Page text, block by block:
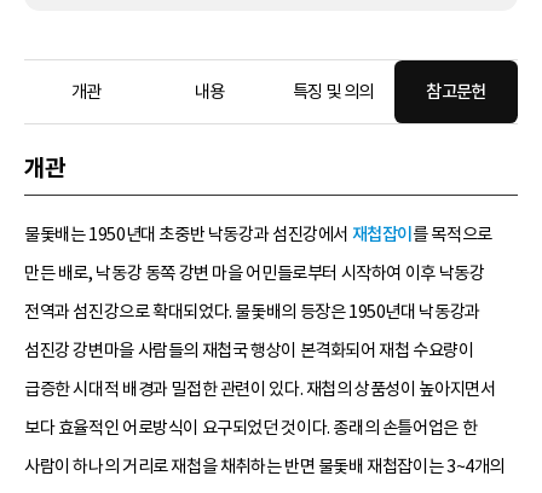
개관 내용 특징 및 의의 참고문헌
개관
물돛배는 1950년대 초중반 낙동강과 섬진강에서 재첩잡이 를 목적으로
만든 배로, 낙동강 동쪽 강변 마을 어민들로부터 시작하여 이후 낙동강
전역과 섬진강으로 확대되었다. 물돛배의 등장은 1950년대 낙동강과
섬진강 강변마을 사람들의 재첩국 행상이 본격화되어 재첩 수요량이
급증한 시대적 배경과 밀접한 관련이 있다. 재첩의 상품성이 높아지면서
보다 효율적인 어로방식이 요구되었던 것이다. 종래의 손틀어업은 한
사람이 하나의 거리로 재첩을 채취하는 반면 물돛배 재첩잡이는 3~4개의